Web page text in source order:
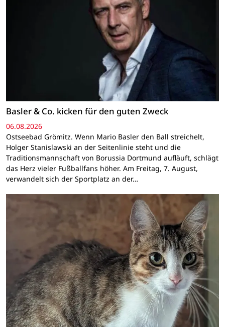
Basler & Co. kicken für den guten Zweck
06.08.2026
Ostseebad Grömitz. Wenn Mario Basler den Ball streichelt,
Holger Stanislawski an der Seitenlinie steht und die
Traditionsmannschaft von Borussia Dortmund aufläuft, schlägt
das Herz vieler Fußballfans höher. Am Freitag, 7. August,
verwandelt sich der Sportplatz an der…